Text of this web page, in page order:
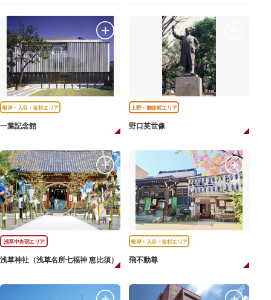
根岸・入谷・金杉エリア
一葉記念館
上野・御徒町エリア
野口英世像
浅草中央部エリア
浅草神社（浅草名所七福神 恵比須）
根岸・入谷・金杉エリア
飛不動尊